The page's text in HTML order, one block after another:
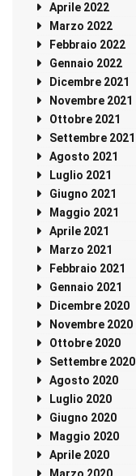
Aprile 2022
Marzo 2022
Febbraio 2022
Gennaio 2022
Dicembre 2021
Novembre 2021
Ottobre 2021
Settembre 2021
Agosto 2021
Luglio 2021
Giugno 2021
Maggio 2021
Aprile 2021
Marzo 2021
Febbraio 2021
Gennaio 2021
Dicembre 2020
Novembre 2020
Ottobre 2020
Settembre 2020
Agosto 2020
Luglio 2020
Giugno 2020
Maggio 2020
Aprile 2020